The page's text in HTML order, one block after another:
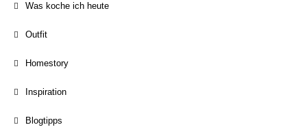
Was koche ich heute
Outfit
Homestory
Inspiration
Blogtipps